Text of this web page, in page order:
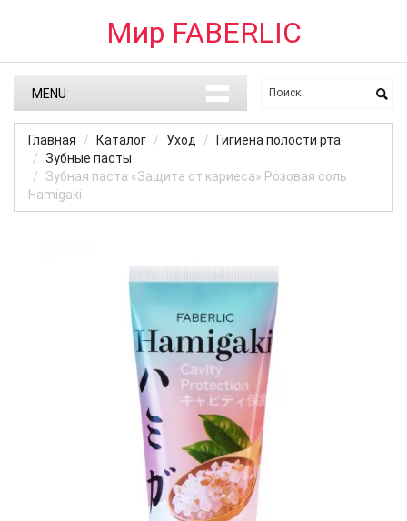
Мир FABERLIC
MENU
Главная Каталог Уход
Гигиена полости рта
Зубные пасты
Зубная паста «Защита от кариеса» Розовая соль
Hamigaki